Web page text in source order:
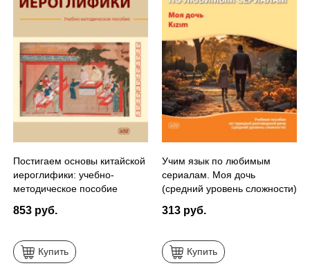
Постигаем основы китайской
иероглифики: учебно-
методическое пособие
853 руб.
Купить
Учим язык по любимым
сериалам. Моя дочь
(средний уровень сложности)
313 руб.
Купить